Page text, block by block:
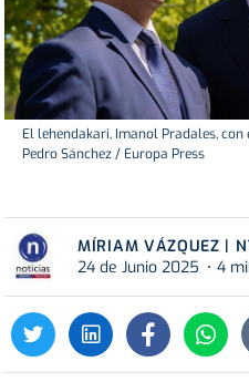
El lehendakari, Imanol Pradales,
Pedro Sánchez / Europa Press
MÍRIAM VÁZQUEZ |
24 de Junio 2025
4